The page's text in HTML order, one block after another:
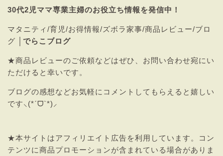
30代2児ママ専業主婦のお役立ち情報を発信中！
マタニティ/育児/お得情報/ズボラ家事/商品レビュー/ブロ
グ │ でらこブログ
★商品レビューのご依頼などはぜひ、 お問い合わせ宛にい
ただけると幸いです。
ブログの感想などお気軽にコメントしてもらえると嬉しい
です⸜(*ˊᗜˋ*)⸝
★本サイトはアフィリエイト広告を利用しています。コン
テンツに商品プロモーションが含まれている場合がありま